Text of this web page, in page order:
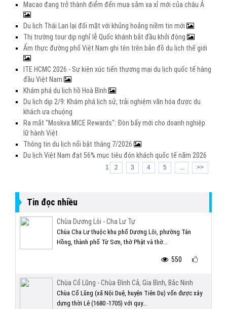
Macao đang trở thành điểm đến mua sắm xa xỉ mới của châu Á
Du lịch Thái Lan lại đối mặt với khủng hoảng niềm tin mới
Thị trường tour dịp nghỉ lễ Quốc khánh bắt đầu khởi động
Ẩm thực đường phố Việt Nam ghi tên trên bản đồ du lịch thế giới
ITE HCMC 2026 - Sự kiện xúc tiến thương mại du lịch quốc tế hàng
đầu Việt Nam
Khám phá du lịch hồ Hoà Bình
Du lịch dịp 2/9: Khám phá lịch sử, trải nghiệm văn hóa được du
khách ưa chuộng
Ra mắt "Moskva MICE Rewards": Đòn bẩy mới cho doanh nghiệp
lữ hành Việt
Thông tin du lịch nổi bật tháng 7/2026
Du lịch Việt Nam đạt 56% mục tiêu đón khách quốc tế năm 2026
1 2 3 4 5 ... >>
Tin đọc nhiều
Chùa Dương Lôi - Cha Lư Tự
Chùa Cha Lư thuộc khu phố Dương Lôi, phường Tân
Hồng, thành phố Từ Sơn, thờ Phật và thờ...
550
Chùa Cổ Lũng - Chùa Đình Cả, Gia Bình, Bắc Ninh
Chùa Cổ Lũng (xã Nội Duệ, huyện Tiên Du) vốn được xây
dựng thời Lê (1680 -1705) với quy...